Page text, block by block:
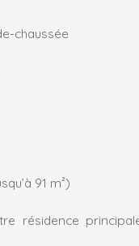
chaussée
91 m²)
résidence